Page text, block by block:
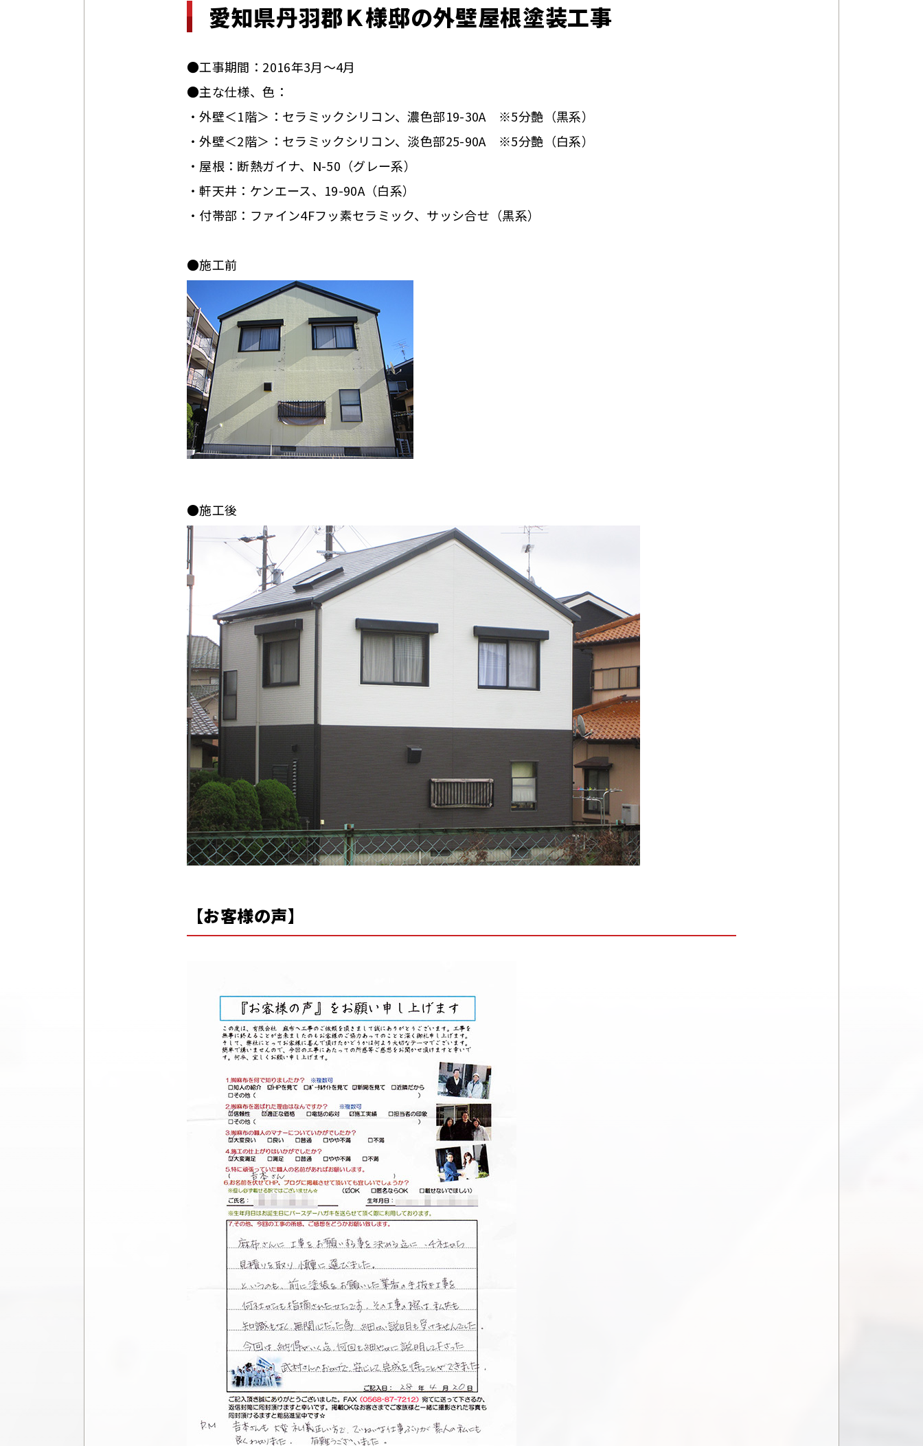
愛知県丹羽郡Ｋ様邸の外壁屋根塗装工事
●工事期間：2016年3月～4月
●主な仕様、色：
・外壁＜1階＞：セラミックシリコン、濃色部19-30A ※5分艶（黒系）
・外壁＜2階＞：セラミックシリコン、淡色部25-90A ※5分艶（白系）
・屋根：断熱ガイナ、N-50（グレー系）
・軒天井：ケンエース、19-90A（白系）
・付帯部：ファイン4Fフッ素セラミック、サッシ合せ（黒系）
●施工前
●施工後
【お客様の声】